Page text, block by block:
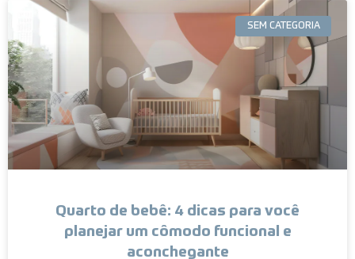
SEM CATEGORIA
Quarto de bebê: 4 dicas para você
planejar um cômodo funcional e
aconchegante